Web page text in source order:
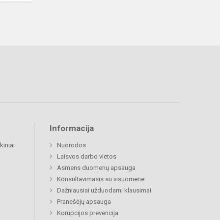
Informacija
Nuorodos
Laisvos darbo vietos
Asmens duomenų apsauga
Konsultavimasis su visuomene
Dažniausiai užduodami klausimai
Pranešėjų apsauga
Korupcijos prevencija